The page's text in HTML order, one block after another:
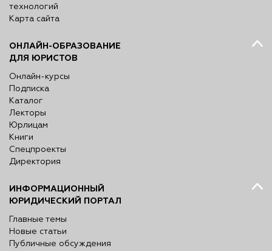
технологий
Карта сайта
ОНЛАЙН-ОБРАЗОВАНИЕ
ДЛЯ ЮРИСТОВ
Онлайн-курсы
Подписка
Каталог
Лекторы
Юрлицам
Книги
Спецпроекты
Директория
ИНФОРМАЦИОННЫЙ
ЮРИДИЧЕСКИЙ ПОРТАЛ
Главные темы
Новые статьи
Публичные обсуждения